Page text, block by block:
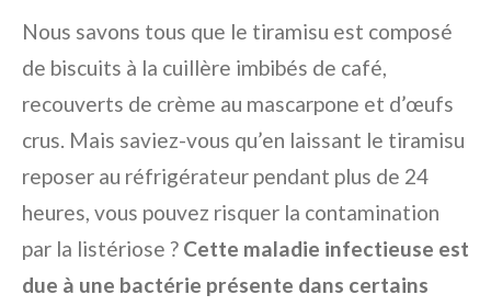
Nous savons tous que le tiramisu est composé
de biscuits à la cuillère imbibés de café,
recouverts de crème au mascarpone et d’œufs
crus. Mais saviez-vous qu’en laissant le tiramisu
reposer au réfrigérateur pendant plus de 24
heures, vous pouvez risquer la contamination
par la listériose ? Cette maladie infectieuse est
due à une bactérie présente dans certains